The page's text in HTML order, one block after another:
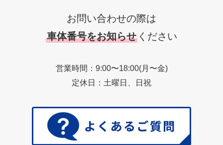
お問い合わせの際は
車体番号をお知らせ ください
営業時間：9:00〜18:00(月〜金)
定休日：土曜日、日祝